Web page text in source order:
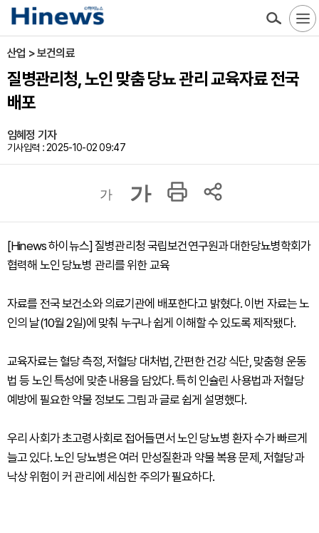
산업 > 보건의료
질병관리청, 노인 맞춤 당뇨 관리 교육자료 전국
배포
임혜정 기자
기사입력 : 2025-10-02 09:47
가 가
[Hinews 하이뉴스] 질병관리청 국립보건연구원과 대한당뇨병학회가
협력해 노인 당뇨병 관리를 위한 교육
자료를 전국 보건소와 의료기관에 배포한다고 밝혔다. 이번 자료는 노
인의 날(10월 2일)에 맞춰 누구나 쉽게 이해할 수 있도록 제작됐다.
교육자료는 혈당 측정, 저혈당 대처법, 간편한 건강 식단, 맞춤형 운동
법 등 노인 특성에 맞춘 내용을 담았다. 특히 인슐린 사용법과 저혈당
예방에 필요한 약물 정보도 그림과 글로 쉽게 설명했다.
우리 사회가 초고령사회로 접어들면서 노인 당뇨병 환자 수가 빠르게
늘고 있다. 노인 당뇨병은 여러 만성질환과 약물 복용 문제, 저혈당과
낙상 위험이 커 관리에 세심한 주의가 필요하다.